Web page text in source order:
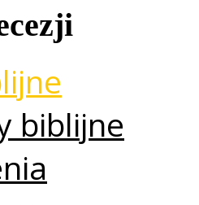
biblijne